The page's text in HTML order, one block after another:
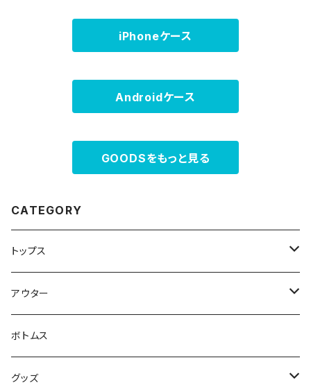
iPhoneケース
Androidケース
GOODSをもっと見る
CATEGORY
トップス
スウェット・パーカー
Tシャツ
シャツ
アウター
ジャケット・ブルゾン
ボトムス
グッズ